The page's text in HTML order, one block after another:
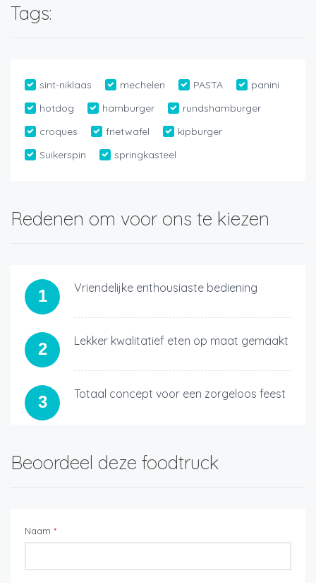
Tags:
sint-niklaas mechelen PASTA
panini
hotdog
hamburger
rundshamburger
croques
frietwafel
kipburger
Suikerspin
springkasteel
Redenen om voor ons te kiezen
1 Vriendelijke enthousiaste bediening
2 Lekker kwalitatief eten op maat gemaakt
3 Totaal concept voor een zorgeloos feest
Beoordeel deze foodtruck
Naam *